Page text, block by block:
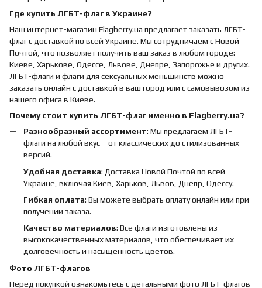
Где купить ЛГБТ-флаг в Украине?
Наш интернет-магазин Flagberry.ua предлагает заказать ЛГБТ-
флаг с доставкой по всей Украине. Мы сотрудничаем с Новой
Почтой, что позволяет получить ваш заказ в любом городе:
Киеве, Харькове, Одессе, Львове, Днепре, Запорожье и других.
ЛГБТ-флаги и флаги для сексуальных меньшинств можно
заказать онлайн с доставкой в ваш город или с самовывозом из
нашего офиса в Киеве.
Почему стоит купить ЛГБТ-флаг именно в Flagberry.ua?
Разнообразный ассортимент: Мы предлагаем ЛГБТ-
флаги на любой вкус – от классических до стилизованных
версий.
Удобная доставка: Доставка Новой Почтой по всей
Украине, включая Киев, Харьков, Львов, Днепр, Одессу.
Гибкая оплата: Вы можете выбрать оплату онлайн или при
получении заказа.
Качество материалов: Все флаги изготовлены из
высококачественных материалов, что обеспечивает их
долговечность и насыщенность цветов.
Фото ЛГБТ-флагов
Перед покупкой ознакомьтесь с детальными фото ЛГБТ-флагов